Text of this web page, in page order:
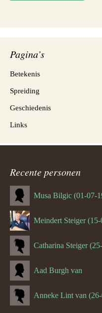
Pagina’s
Betekenis
Spreiding
Geschiedenis
Links
Recente personen
Musa Bilgic (01-07-
Meindert Steiger
Catharina Steiger
Aad Burgh van
Anneke Lint van